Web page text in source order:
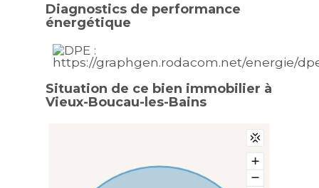
Diagnostics de performance
énergétique
Situation de ce bien immobilier à
Vieux-Boucau-les-Bains